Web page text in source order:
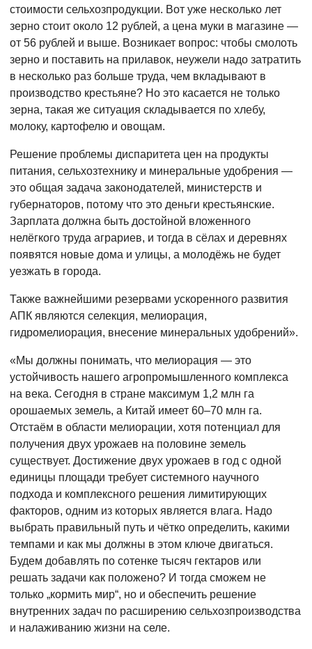
стоимости сельхозпродукции. Вот уже несколько лет
зерно стоит около 12 рублей, а цена муки в магазине —
от 56 рублей и выше. Возникает вопрос: чтобы смолоть
зерно и поставить на прилавок, неужели надо затратить
в несколько раз больше труда, чем вкладывают в
производство крестьяне? Но это касается не только
зерна, такая же ситуация складывается по хлебу,
молоку, картофелю и овощам.
Решение проблемы диспаритета цен на продукты
питания, сельхозтехнику и минеральные удобрения —
это общая задача законодателей, министерств и
губернаторов, потому что это деньги крестьянские.
Зарплата должна быть достойной вложенного
нелёгкого труда аграриев, и тогда в сёлах и деревнях
появятся новые дома и улицы, а молодёжь не будет
уезжать в города.
Также важнейшими резервами ускоренного развития
АПК являются селекция, мелиорация,
гидромелиорация, внесение минеральных удобрений».
«Мы должны понимать, что мелиорация — это
устойчивость нашего агропромышленного комплекса
на века. Сегодня в стране максимум 1,2 млн га
орошаемых земель, а Китай имеет 60–70 млн га.
Отстаём в области мелиорации, хотя потенциал для
получения двух урожаев на половине земель
существует. Достижение двух урожаев в год с одной
единицы площади требует системного научного
подхода и комплексного решения лимитирующих
факторов, одним из которых является влага. Надо
выбрать правильный путь и чётко определить, какими
темпами и как мы должны в этом ключе двигаться.
Будем добавлять по сотенке тысяч гектаров или
решать задачи как положено? И тогда сможем не
только „кормить мир“, но и обеспечить решение
внутренних задач по расширению сельхозпроизводства
и налаживанию жизни на селе.